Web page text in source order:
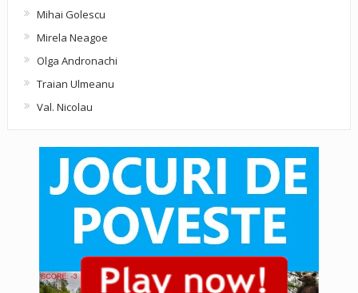
Mihai Golescu
Mirela Neagoe
Olga Andronachi
Traian Ulmeanu
Val. Nicolau